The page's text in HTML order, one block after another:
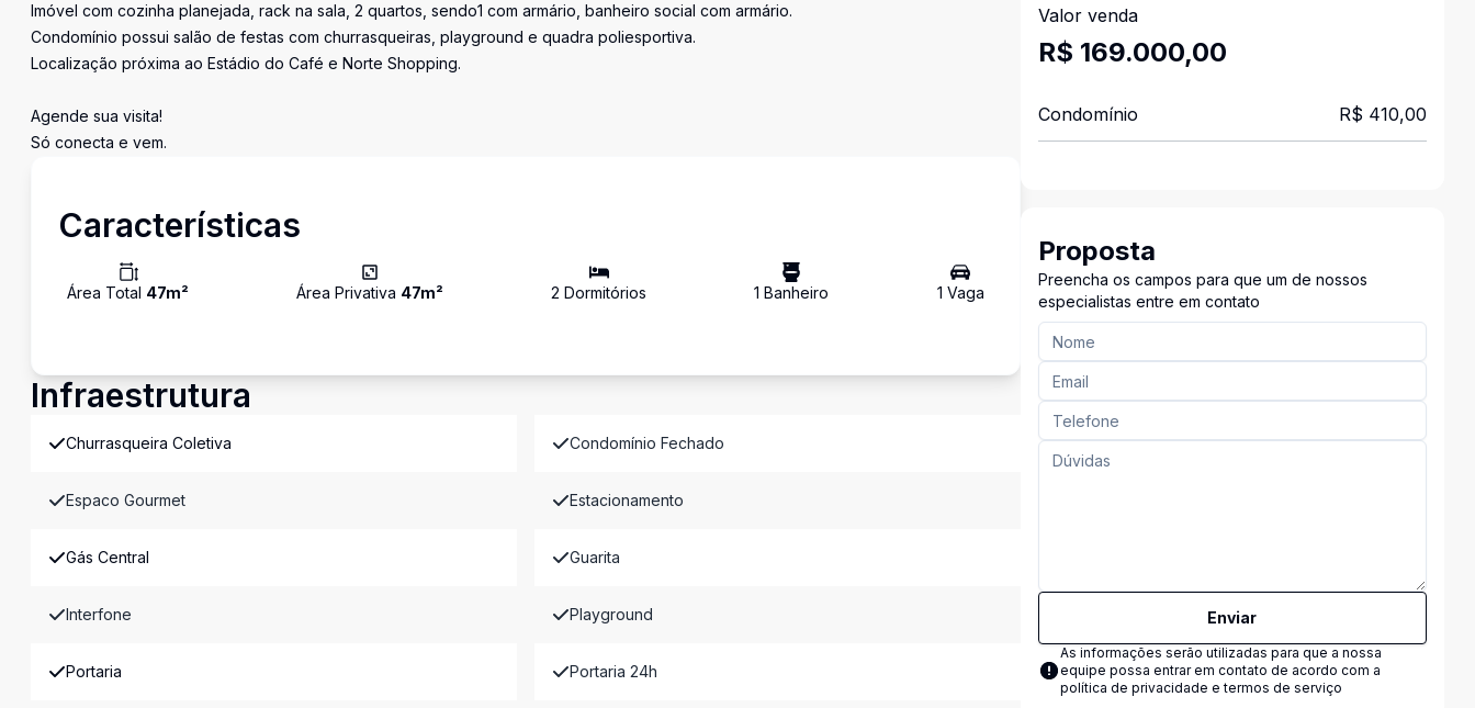
Imóvel com cozinha planejada, rack na sala, 2 quartos, sendo1 com armário, banheiro social com armário.
Condomínio possui salão de festas com churrasqueiras, playground e quadra poliesportiva.
Localização próxima ao Estádio do Café e Norte Shopping.
Agende sua visita!
Só conecta e vem.
Características
Área Total 47m² Área Privativa 47m² 2 Dormitórios 1 Banheiro 1 Vaga
Infraestrutura
Churrasqueira Coletiva Condomínio Fechado
Espaco Gourmet Estacionamento
Gás Central Guarita
Interfone Playground
Portaria Portaria 24h
Valor venda
R$ 169.000,00
Condomínio R$ 410,00
Proposta
Preencha os campos para que um de nossos
especialistas entre em contato
Enviar
As informações serão utilizadas para que a nossa
equipe possa entrar em contato de acordo com a
política de privacidade e termos de serviço